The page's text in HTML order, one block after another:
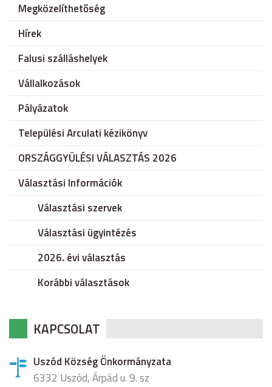
Megközelíthetőség
Hírek
Falusi szálláshelyek
Vállalkozások
Pályázatok
Települési Arculati kézikönyv
ORSZÁGGYÜLÉSI VÁLASZTÁS 2026
Választási Információk
Választási szervek
Választási ügyintézés
2026. évi választás
Korábbi választások
KAPCSOLAT
Uszód Község Önkormányzata
6332 Uszód, Árpád u. 9. sz